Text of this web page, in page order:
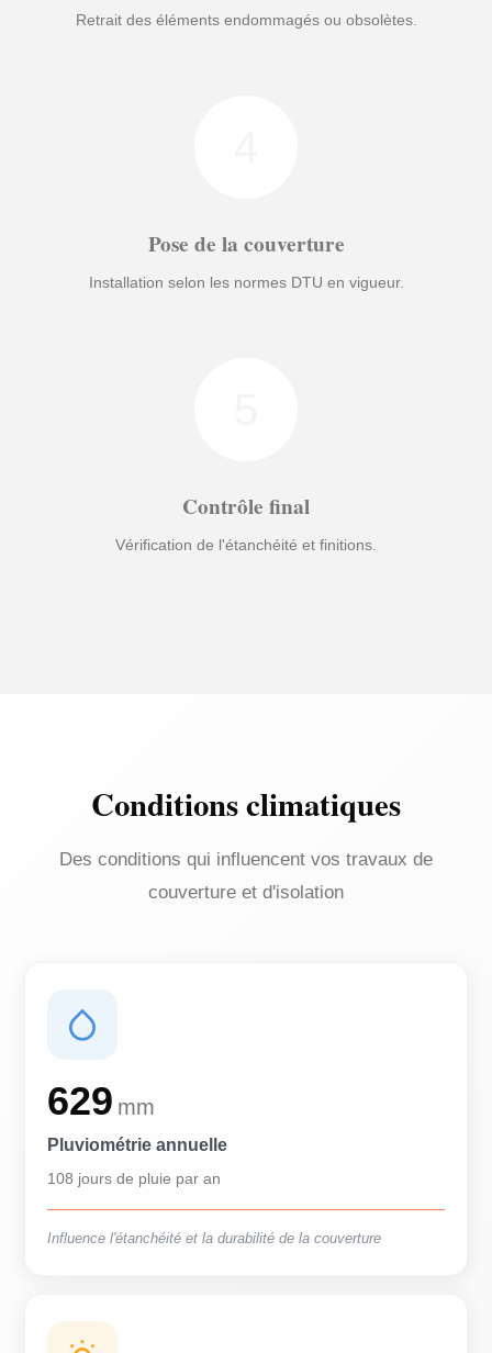
Retrait des éléments endommagés ou obsolètes.
Pose de la couverture
Installation selon les normes DTU en vigueur.
Contrôle final
Vérification de l'étanchéité et finitions.
Conditions climatiques
Des conditions qui influencent vos travaux de
couverture et d'isolation
629 mm
Pluviométrie annuelle
108 jours de pluie par an
Influence l'étanchéité et la durabilité de la couverture